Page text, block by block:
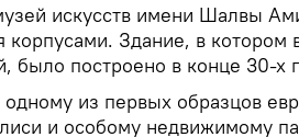
искусств имени Шалвы
корпусами. Здание, в котором
было построено в конце 30-х
из первых образцов
и особому недвижимому